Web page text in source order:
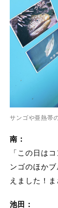
サンゴや亜熱帯
南：
「この日は
ンゴのほか
えました！
池田：